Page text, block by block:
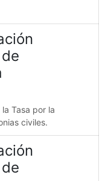
Tasa por la
civiles.